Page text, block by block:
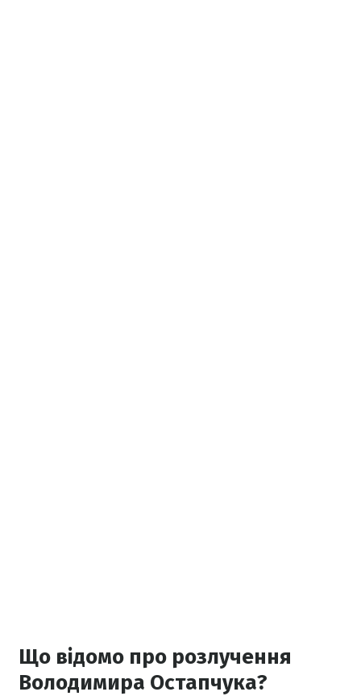
Що відомо про розлучення
Володимира Остапчука?